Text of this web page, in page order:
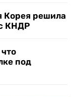
решила
КНДР
под